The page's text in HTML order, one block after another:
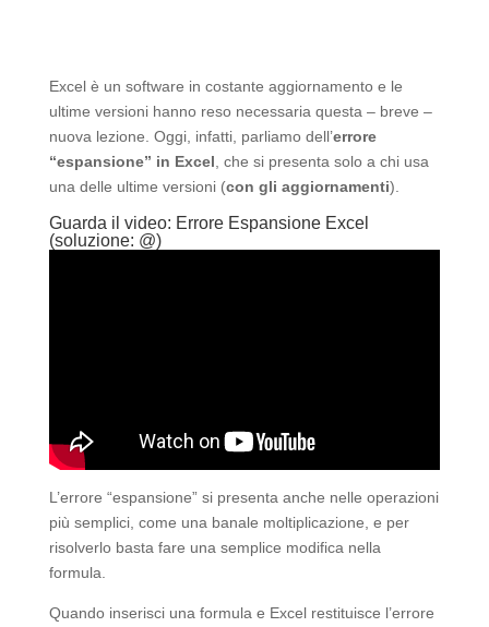
Excel è un software in costante aggiornamento e le
ultime versioni hanno reso necessaria questa – breve –
nuova lezione. Oggi, infatti, parliamo dell’errore
“espansione” in Excel , che si presenta solo a chi usa
una delle ultime versioni (con gli aggiornamenti).
Guarda il video: Errore Espansione Excel
(soluzione: @)
L’errore “espansione” si presenta anche nelle operazioni
più semplici, come una banale moltiplicazione, e per
risolverlo basta fare una semplice modifica nella
formula.
Quando inserisci una formula e Excel restituisce l’errore